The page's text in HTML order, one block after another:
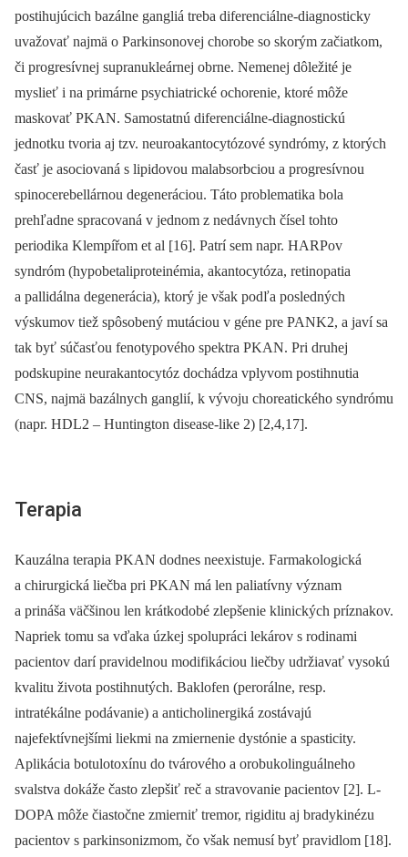
postihujúcich bazálne gangliá treba diferenciálne-diagnosticky
uvažovať najmä o Parkinsonovej chorobe so skorým začiatkom,
či progresívnej supranukleárnej obrne. Nemenej dôležité je
myslieť i na primárne psychiatrické ochorenie, ktoré môže
maskovať PKAN. Samostatnú diferenciálne-diagnostickú
jednotku tvoria aj tzv. neuroakantocytózové syndrómy, z ktorých
časť je asociovaná s lipidovou malabsorbciou a progresívnou
spinocerebellárnou degeneráciou. Táto problematika bola
prehľadne spracovaná v jednom z nedávnych čísel tohto
periodika Klempířom et al [16]. Patrí sem napr. HARPov
syndróm (hypobetaliproteinémia, akantocytóza, retinopatia
a pallidálna degenerácia), ktorý je však podľa posledných
výskumov tiež spôsobený mutáciou v géne pre PANK2, a javí sa
tak byť súčasťou fenotypového spektra PKAN. Pri druhej
podskupine neurakantocytóz dochádza vplyvom postihnutia
CNS, najmä bazálnych ganglií, k vývoju choreatického syndrómu
(napr. HDL2 –⁠ Huntington disease-like 2) [2,4,17].
Terapia
Kauzálna terapia PKAN dodnes neexistuje. Farmakologická
a chirurgická liečba pri PKAN má len paliatívny význam
a prináša väčšinou len krátkodobé zlepšenie klinických príznakov.
Napriek tomu sa vďaka úzkej spolupráci lekárov s rodinami
pacientov darí pravidelnou modifikáciou liečby udržiavať vysokú
kvalitu života postihnutých. Baklofen (perorálne, resp.
intratékálne podávanie) a anticholinergiká zostávajú
najefektívnejšími liekmi na zmiernenie dystónie a spasticity.
Aplikácia botulotoxínu do tvárového a orobukolinguálneho
svalstva dokáže často zlepšiť reč a stravovanie pacientov [2]. L-
DOPA môže čiastočne zmierniť tremor, rigiditu aj bradykinézu
pacientov s parkinsonizmom, čo však nemusí byť pravidlom [18].